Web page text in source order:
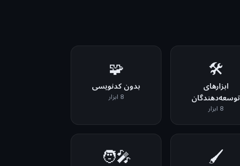
🛠️
ابزارهای
توسعه‌دهندگان
8 ابزار
🧩
بدون کدنویسی
8 ابزار
🖌️
🧑‍🎤